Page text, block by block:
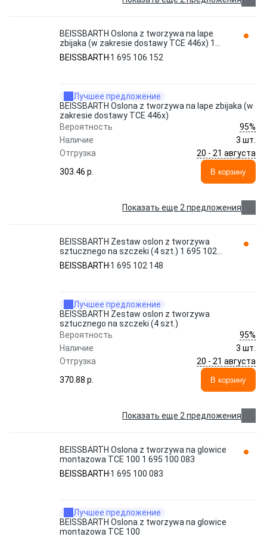
BEISSBARTH Oslona z tworzywa na lape
zbijaka (w zakresie dostawy TCE 446x) 1
695 106 152
BEISSBARTH 1 695 106 152
Лучшее предложение
BEISSBARTH Oslona z tworzywa na lape zbijaka (w
zakresie dostawy TCE 446x)
Вероятность
95%
Наличие
3 шт.
Отгрузка
20 - 21 августа
303.46 p.
В корзину
Показать еще 2 предложения
BEISSBARTH Zestaw oslon z tworzywa
sztucznego na szczeki (4 szt.) 1 695 102
148
BEISSBARTH 1 695 102 148
Лучшее предложение
BEISSBARTH Zestaw oslon z tworzywa
sztucznego na szczeki (4 szt.)
Вероятность
95%
Наличие
3 шт.
Отгрузка
20 - 21 августа
370.88 p.
В корзину
Показать еще 2 предложения
BEISSBARTH Oslona z tworzywa na glowice
montazowa TCE 100 1 695 100 083
BEISSBARTH 1 695 100 083
Лучшее предложение
BEISSBARTH Oslona z tworzywa na glowice
montazowa TCE 100